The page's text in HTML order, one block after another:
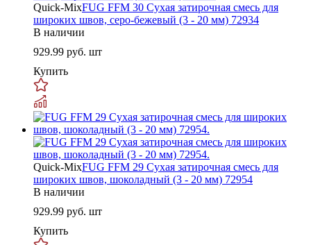
Quick-MixFUG FFM 30 Сухая затирочная смесь для
широких швов, серо-бежевый (3 - 20 мм) 72934
В наличии
929.99 руб. шт
Купить
Quick-MixFUG FFM 29 Сухая затирочная смесь для
широких швов, шоколадный (3 - 20 мм) 72954
В наличии
929.99 руб. шт
Купить